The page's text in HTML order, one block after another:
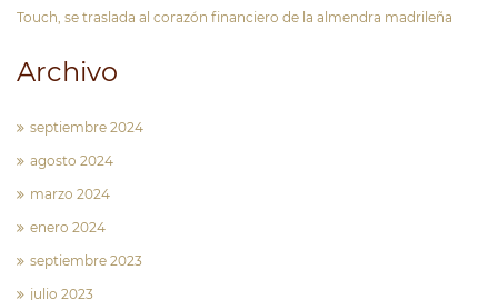
Touch, se traslada al corazón financiero de la almendra madrileña
Archivo
septiembre 2024
agosto 2024
marzo 2024
enero 2024
septiembre 2023
julio 2023